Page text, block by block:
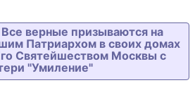
верные призываются на
Патриархом в своих домах
Святейшеством Москвы с
"Умиление"